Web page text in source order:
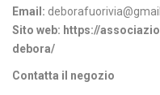
Email:
Sito web: https://
debora/
Contatta il negozio